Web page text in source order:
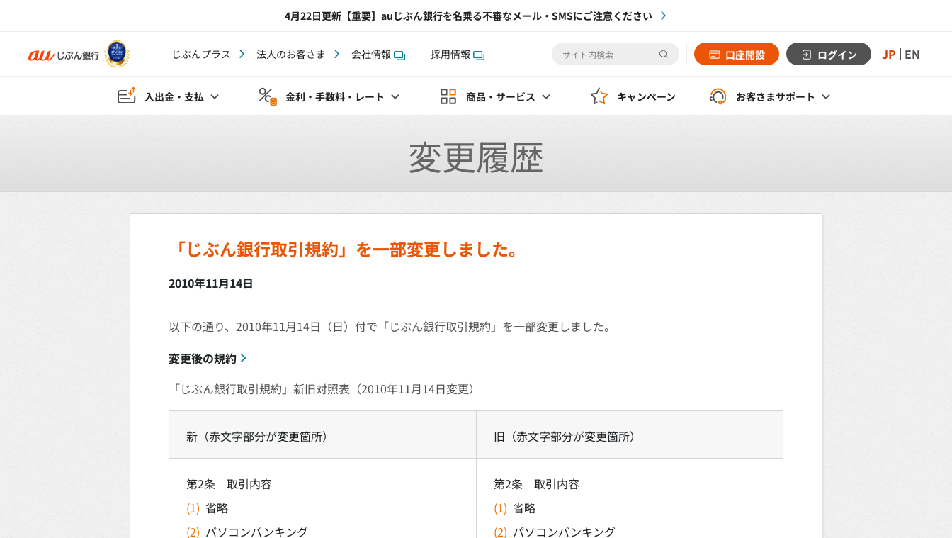
4月22日更新【重要】auじぶん銀行を名乗る不審なメール・SMSにご注意ください
じぶんプラス 法人のお客さま 会社情報 採用情報 口座開設 ログイン JP EN
入出金・支払 金利・手数料・レート 商品・サービス キャンペーン お客さまサポート
変更履歴
「じぶん銀行取引規約」を一部変更しました。
2010年11月14日
以下の通り、2010年11月14日（日）付で「じぶん銀行取引規約」を一部変更しました。
変更後の規約
「じぶん銀行取引規約」新旧対照表（2010年11月14日変更）
新（赤文字部分が変更箇所） 旧（赤文字部分が変更箇所）
第2条 取引内容
(1) 省略
(2) パソコンバンキング
第2条 取引内容
(1) 省略
(2) パソコンバンキング